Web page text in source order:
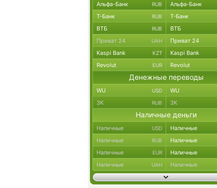
Альфа-Банк RUB Альфа-Банк
Т-Банк RUB Т-Банк
ВТБ RUB ВТБ
Приват 24 UAH Приват 24
Kaspi Bank KZT Kaspi Bank
Revolut EUR Revolut
Денежные переводы
WU USD WU
ЗК RUB ЗК
Наличные деньги
Наличные USD Наличные
Наличные RUB Наличные
Наличные EUR Наличные
Наличные UAH Наличные